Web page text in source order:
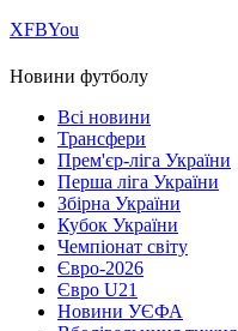
ХFBYou
Новини футболу
Всі новини
Трансфери
Прем'єр-ліга України
Перша ліга України
Збірна України
Кубок України
Чемпіонат світу
Євро-2026
Євро U21
Новини УЄФА